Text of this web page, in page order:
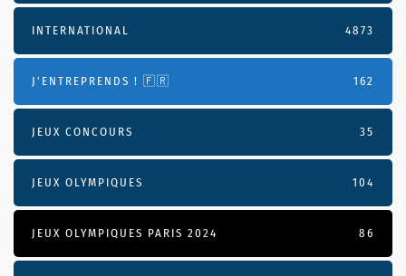
INTERNATIONAL 4873
J'ENTREPRENDS ! 🇫🇷 162
JEUX CONCOURS 35
JEUX OLYMPIQUES 104
JEUX OLYMPIQUES PARIS 2024 86